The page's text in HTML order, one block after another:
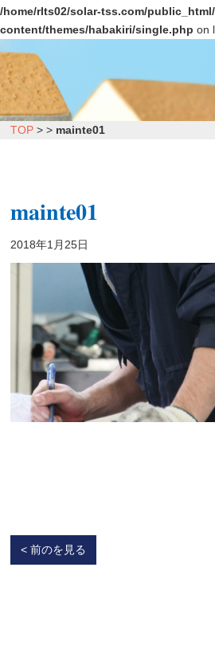
/home/rlts02/solar-tss.com/
content/themes/habakiri/single.php on
TOP >> mainte01
mainte01
2018年1月25日
< 前のを見る